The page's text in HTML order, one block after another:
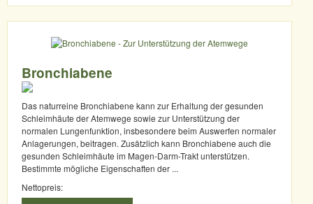
Bronchiabene
Das naturreine Bronchiabene kann zur Erhaltung der gesunden
Schleimhäute der Atemwege sowie zur Unterstützung der
normalen Lungenfunktion, insbesondere beim Auswerfen normaler
Anlagerungen, beitragen. Zusätzlich kann Bronchiabene auch die
gesunden Schleimhäute im Magen-Darm-Trakt unterstützen.
Bestimmte mögliche Eigenschaften der ...
Nettopreis: